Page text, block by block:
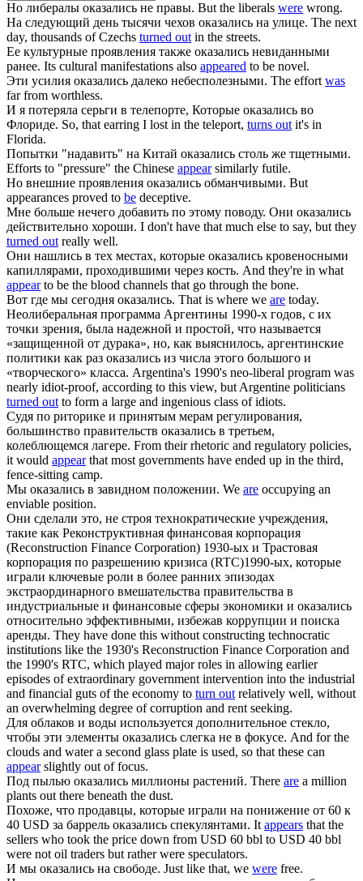
Но либералы оказались не правы. But the liberals were wrong.
На следующий день тысячи чехов оказались на улице. The next
day, thousands of Czechs turned outin the streets.
Ее культурные проявления также оказались невиданными
ранее. Its cultural manifestations also appeared to be novel.
Эти усилия оказались далеко небесполезными. The effortwas
far from worthless.
И я потеряла серьги в телепорте, Которые оказались во
Флориде. So, that earring I lost in the teleport, turns outit's in
Florida.
Попытки "надавить" на Китай оказались столь же тщетными.
Efforts to "pressure" the Chinese appearsimilarly futile.
Но внешние проявления оказались обманчивыми. But
appearances proved to be deceptive.
Мне больше нечего добавить по этому поводу. Они оказались
действительно хороши. I don't have that much else to say, but they
turned outreally well.
Они нашлись в тех местах, которые оказались кровеносными
капиллярами, проходившими через кость. And they're in what
appearto be the blood channels that go through the bone.
Вот где мы сегодня оказались. That is where we are today.
Неолиберальная программа Аргентины 1990-х годов, с их
точки зрения, была надежной и простой, что называется
«защищенной от дурака», но, как выяснилось, аргентинские
политики как раз оказались из числа этого большого и
«творческого» класса. Argentina's 1990's neo-liberal program was
nearly idiot-proof, according to this view, but Argentine politicians
turned outto form a large and ingenious class of idiots.
Судя по риторике и принятым мерам регулирования,
большинство правительств оказались в третьем,
колеблющемся лагере. From their rhetoric and regulatory policies,
it would appearthat most governments have ended up in the third,
fence-sitting camp.
Мы оказались в завидном положении. We are occupying an
enviable position.
Они сделали это, не строя технократические учреждения,
такие как Реконструктивная финансовая корпорация
(Reconstruction Finance Corporation) 1930-ых и Трастовая
корпорация по разрешению кризиса (RTC)1990-ых, которые
играли ключевые роли в более ранних эпизодах
экстраординарного вмешательства правительства в
индустриальные и финансовые сферы экономики и оказались
относительно эффективными, избежав коррупции и поиска
аренды. They have done this without constructing technocratic
institutions like the 1930's Reconstruction Finance Corporation and
the 1990's RTC, which played major roles in allowing earlier
episodes of extraordinary government intervention into the industrial
and financial guts of the economy to turn outrelatively well, without
an overwhelming degree of corruption and rent seeking.
Для облаков и воды используется дополнительное стекло,
чтобы эти элементы оказались слегка не в фокусе. And for the
clouds and water a second glass plate is used, so that these can
appearslightly out of focus.
Под пылью оказались миллионы растений. There are a million
plants out there beneath the dust.
Похоже, что продавцы, которые играли на понижение от 60 к
40 USD за баррель оказались спекулянтами. Itappears that the
sellers who took the price down from USD 60 bbl to USD 40 bbl
were not oil traders but rather were speculators.
И мы оказались на свободе. Just like that, we were free.